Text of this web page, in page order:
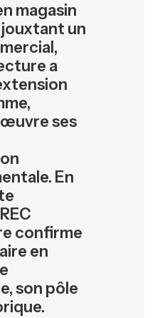
magasin
un
a
ses
En
confirme
en
son pôle